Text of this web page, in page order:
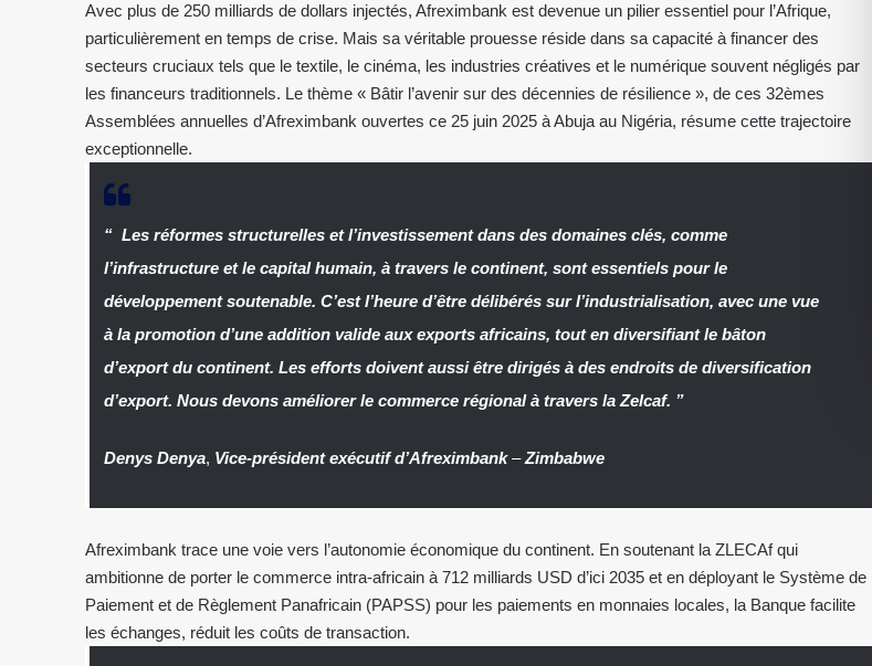
Avec plus de 250 milliards de dollars injectés, Afreximbank est devenue un pilier essentiel pour l’Afrique,
particulièrement en temps de crise. Mais sa véritable prouesse réside dans sa capacité à financer des
secteurs cruciaux tels que le textile, le cinéma, les industries créatives et le numérique souvent négligés par
les financeurs traditionnels. Le thème « Bâtir l’avenir sur des décennies de résilience », de ces 32èmes
Assemblées annuelles d’Afreximbank ouvertes ce 25 juin 2025 à Abuja au Nigéria, résume cette trajectoire
exceptionnelle.
“ Les réformes structurelles et l’investissement dans des domaines clés, comme
l’infrastructure et le capital humain, à travers le continent, sont essentiels pour le
développement soutenable. C’est l’heure d’être délibérés sur l’industrialisation, avec une vue
à la promotion d’une addition valide aux exports africains, tout en diversifiant le bâton
d’export du continent. Les efforts doivent aussi être dirigés à des endroits de diversification
d’export. Nous devons améliorer le commerce régional à travers la Zelcaf. ”
Denys Denya, Vice-président exécutif d’Afreximbank–Zimbabwe
Afreximbank trace une voie vers l’autonomie économique du continent. En soutenant la ZLECAf qui
ambitionne de porter le commerce intra-africain à 712 milliards USD d’ici 2035 et en déployant le Système de
Paiement et de Règlement Panafricain (PAPSS) pour les paiements en monnaies locales, la Banque facilite
les échanges, réduit les coûts de transaction.